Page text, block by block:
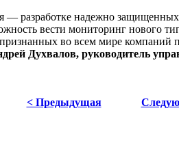
— разработке надежно
вести мониторинг
во всем мире
Духвалов, руководитель
< Предыдущая